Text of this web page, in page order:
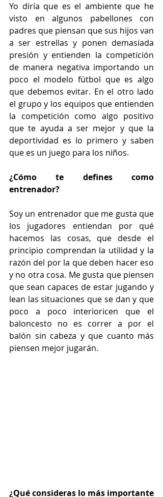
Yo diría que es el ambiente que he
visto en algunos pabellones con
padres que piensan que sus hijos van
a ser estrellas y ponen demasiada
presión y entienden la competición
de manera negativa importando un
poco el modelo fútbol que es algo
que debemos evitar. En el otro lado
el grupo y los equipos que entienden
la competición como algo positivo
que te ayuda a ser mejor y que la
deportividad es lo primero y saben
que es un juego para los niños.
¿Cómo te defines como
entrenador?
Soy un entrenador que me gusta que
los jugadores entiendan por qué
hacemos las cosas, que desde el
principio comprendan la utilidad y la
razón del por la que deben hacer eso
y no otra cosa. Me gusta que piensen
que sean capaces de estar jugando y
lean las situaciones que se dan y que
poco a poco interioricen que el
baloncesto no es correr a por el
balón sin cabeza y que cuanto más
piensen mejor jugarán.
¿Qué consideras lo más importante